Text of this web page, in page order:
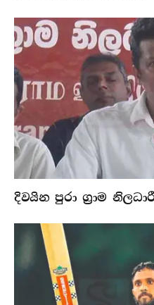
දිවයින පුරා ග්‍රාම